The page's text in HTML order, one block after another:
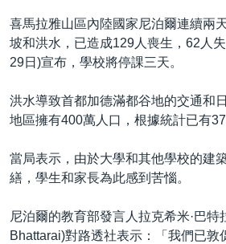
美國專訊
視頻存檔
YOUTUBE頻道
新聞音頻
海外港人
港人港心
美國透視
建國史話
廣播節目表
國語
關注我們
喜馬拉雅山區內陸國家尼泊爾連續兩
坡和洪水，已造成129人喪生，62人
29日)宣布，學校將停課三天。
洪水導致首都加德滿都谷地的交通和
地區擁有400萬人口，根據統計已有37
當局表示，由於大學和其他學校的建
繕，學生和家長為此感到苦惱。
尼泊爾的教育部發言人拉克希米·巴特
Bhattarai)對路透社表示：「我們已敦